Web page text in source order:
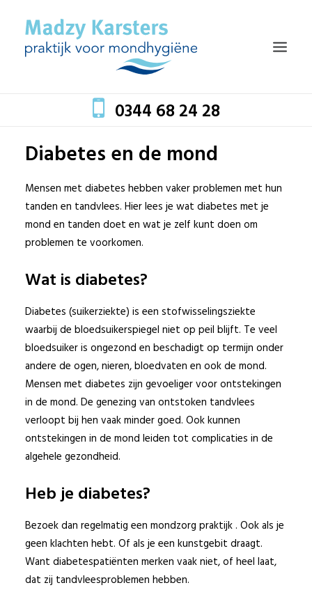
0344 68 24 28
HOME
TEAM
BEHANDELINGEN
BLOG
CONTACT
© 2017 Beter Gebit
Sitemap|Disclaimer
Privacy Policy
Diabetes en de mond
Mensen met diabetes hebben vaker problemen met hun
tanden en tandvlees. Hier lees je wat diabetes met je
mond en tanden doet en wat je zelf kunt doen om
problemen te voorkomen.
Wat is diabetes?
Diabetes (suikerziekte) is een stofwisselingsziekte
waarbij de bloedsuikerspiegel niet op peil blijft. Te veel
bloedsuiker is ongezond en beschadigt op termijn onder
andere de ogen, nieren, bloedvaten en ook de mond.
Mensen met diabetes zijn gevoeliger voor ontstekingen
in de mond. De genezing van ontstoken tandvlees
verloopt bij hen vaak minder goed. Ook kunnen
ontstekingen in de mond leiden tot complicaties in de
algehele gezondheid.
Heb je diabetes?
Bezoek dan regelmatig een mondzorg praktijk . Ook als je
geen klachten hebt. Of als je een kunstgebit draagt.
Want diabetespatiënten merken vaak niet, of heel laat,
dat zij tandvleesproblemen hebben.